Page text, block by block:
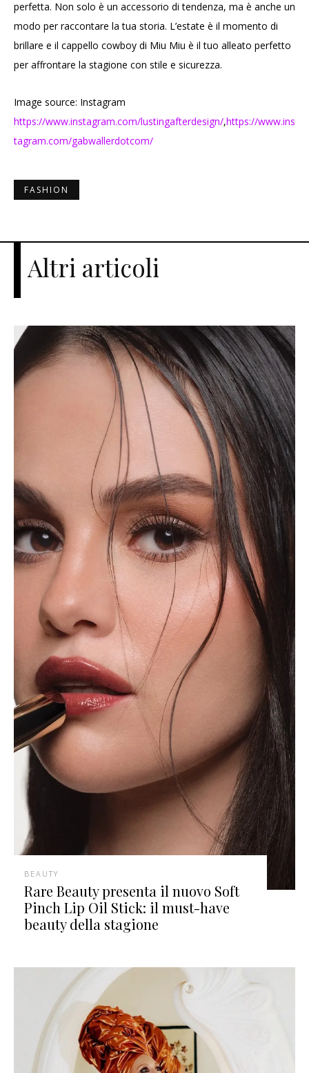
perfetta. Non solo è un accessorio di tendenza, ma è anche un
modo per raccontare la tua storia. L’estate è il momento di
brillare e il cappello cowboy di Miu Miu è il tuo alleato perfetto
per affrontare la stagione con stile e sicurezza.
Image source: Instagram
https://www.instagram.com/lustingafterdesign/,https://www.ins
tagram.com/gabwallerdotcom/
FASHION
Altri articoli
BEAUTY
Rare Beauty presenta il nuovo Soft
Pinch Lip Oil Stick: il must-have
beauty della stagione